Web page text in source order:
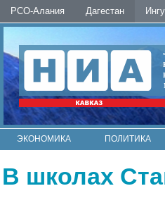
РСО-Алания Дагестан
ЭКОНОМИКА ПОЛИТИКА
В школах